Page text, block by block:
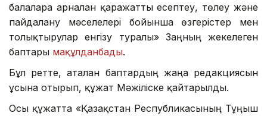
балаларға арналған қаражатты есептеу, төлеу және
пайдалану мәселелері бойынша өзгерістер мен
толықтырулар енгізу туралы» Заңның жекелеген
баптары мақұлданбады.
Бұл ретте, аталған баптардың жаңа редакциясын
ұсына отырып, құжат Мәжіліске қайтарылды.
Осы құжатта «Қазақстан Республикасының Тұңғыш